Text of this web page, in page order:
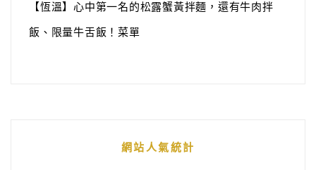
【恆溫】心中第一名的松露蟹黃拌麵，還有牛肉拌
飯、限量牛舌飯！菜單
網站人氣統計